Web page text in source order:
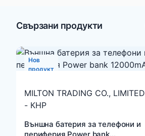
Свързани продукти
Нов
продукт
MILTON TRADING CO., LIMITED
- КНР
Външна батерия за телефони и